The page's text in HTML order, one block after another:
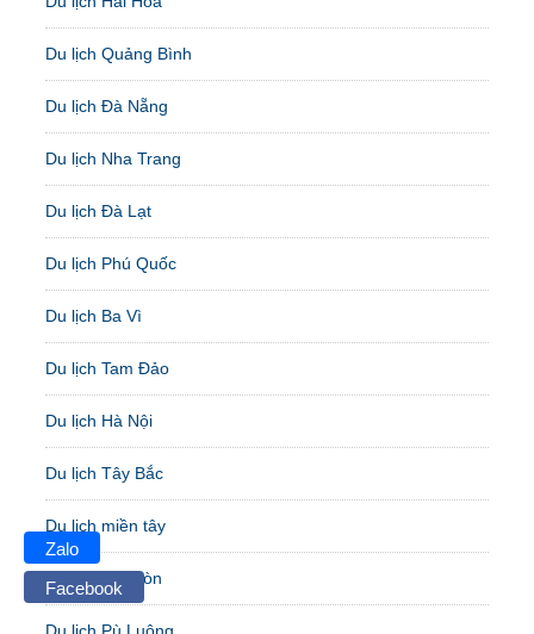
Du lịch Quảng Bình
Du lịch Đà Nẵng
Du lịch Nha Trang
Du lịch Đà Lạt
Du lịch Phú Quốc
Du lịch Ba Vì
Du lịch Tam Đảo
Du lịch Hà Nội
Du lịch Tây Bắc
Du lịch miền tây
Du lịch Sài Gòn
Du lịch Pù Luông
Zalo
Facebook